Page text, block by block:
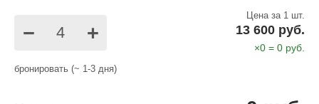
− +
Цена за 1 шт.
13 600 руб.
×0 = 0 руб.
бронировать (~ 1-3 дня)